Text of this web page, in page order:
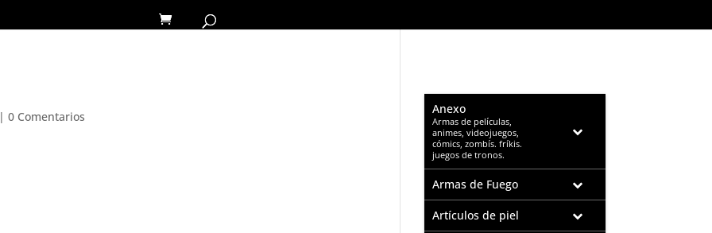
|0 Comentarios
Anexo
–
Armas de películas,
animes, videojuegos,
cómics, zombís. fríkis.
juegos de tronos.
Armas de Fuego
Artículos de piel